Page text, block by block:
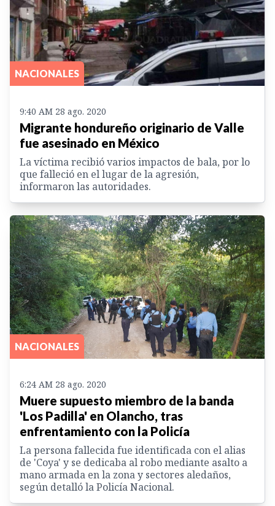
NACIONALES
9:40 AM 28 ago. 2020
Migrante hondureño originario de Valle
fue asesinado en México
La víctima recibió varios impactos de bala, por lo
que falleció en el lugar de la agresión,
informaron las autoridades.
NACIONALES
6:24 AM 28 ago. 2020
Muere supuesto miembro de la banda
'Los Padilla' en Olancho, tras
enfrentamiento con la Policía
La persona fallecida fue identificada con el alias
de 'Coya' y se dedicaba al robo mediante asalto a
mano armada en la zona y sectores aledaños,
según detalló la Policía Nacional.